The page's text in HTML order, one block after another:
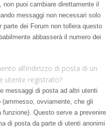
puoi cambiare direttamente il
messaggi non necessari solo
dei Forum non tollera questo
abbasserà il numero dei
all’indirizzo di posta di un
utente registrato?
messaggi di posta ad altri utenti
ovviamente, che gli
Questo serve a prevenire
di posta da parte di utenti anonimi